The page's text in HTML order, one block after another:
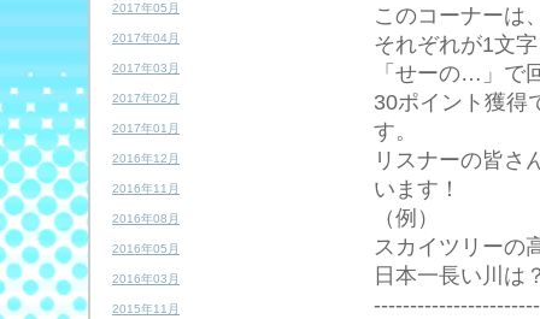
2017年05月
2017年04月
2017年03月
2017年02月
2017年01月
2016年12月
2016年11月
2016年08月
2016年05月
2016年03月
2015年11月
このコーナーは
それぞれが1文
「せーの…」で
30ポイント獲得
す。
リスナーの皆さ
います！
（例）
スカイツリーの
日本一長い川は